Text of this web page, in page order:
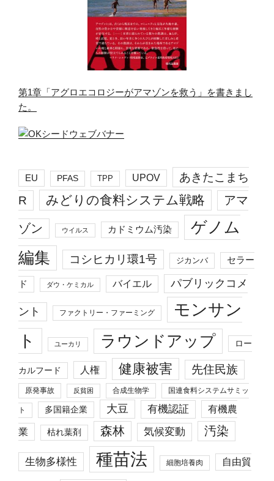
第1章「アグロエコロジーがアマゾンを救う」を書きまし
た。
EU PFAS TPP UPOV
あきたこまち
R
みどりの食料システム戦略 アマ
ゾン ウイルス カドミウム汚染
ゲノム
編集
コシヒカリ環1号 ジカンバ セラー
ド ダウ・ケミカル バイエル パブリックコメ
ント ファクトリー・ファーミング
モンサン
ト
ユーカリ ラウンドアップ ロー
カルフード 人権 健康被害 先住民族
原発事故 反貧困 合成生物学 国連食料システムサミッ
ト 多国籍企業 大豆 有機認証 有機農
業 枯れ葉剤 森林 気候変動 汚染
生物多様性 種苗法 細胞培養肉 自由貿